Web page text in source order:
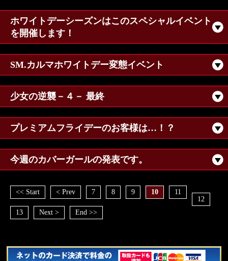
ホワイトデーシーズンはこのスペシャルイベント
を開催します！
SM.カルマホワイトデー変態イベント
少女の逆襲－４－ 最終
プレミアムフライデーのお客様は…！？
今週のカバーガールの発表です。
<< Start < Prev 7 8 9 10
11
12
13
Next > End >>